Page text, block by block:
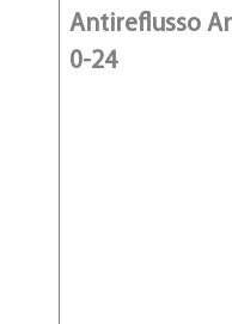
Antireflusso
0-24